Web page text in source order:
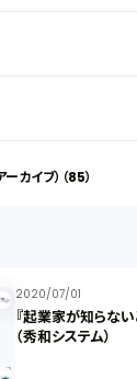
カイブ）（85）
2020/07/01
『起業家が知らな
（秀和システム）